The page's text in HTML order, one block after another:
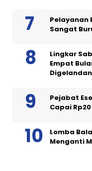
Pelayanan
Sangat
Lingkar
Empat
Pejabat
Capai
Lomba
Menganti